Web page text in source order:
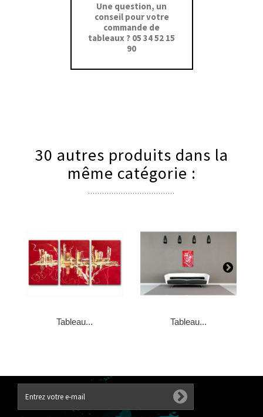
Une question, un
conseil pour votre
commande de
tableaux ? 05 34 52 15
90
30 autres produits dans la
même catégorie :
Tableau... Tableau...